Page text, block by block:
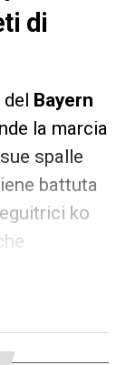
di
Bayern
la marcia
spalle
battuta
ko
raddoppia